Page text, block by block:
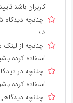
کاربران باشد
چنانچه دیدگاه
شد.
چنانچه از
استفاده کرده
چنانچه در
استفاده کرده
چنانچه